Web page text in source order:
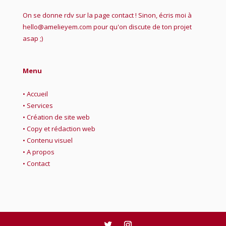
On se donne rdv sur la page contact ! Sinon, écris moi à
hello@amelieyem.com pour qu'on discute de ton projet
asap ;)
Menu
• Accueil
• Services
• Création de site web
• Copy et rédaction web
• Contenu visuel
• A propos
• Contact